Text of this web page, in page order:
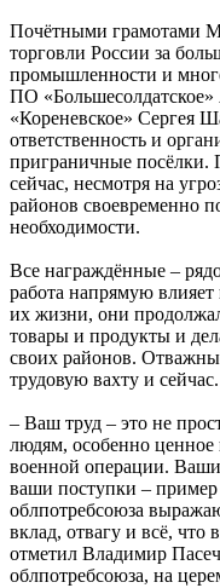
Почётными грамотами
торговли России за
промышленности и
ПО
«Кореневское» Сергея
ответственность и
приграничные посёлки.
сейчас, несмотря на
районов своевременно
необходимости.
Все награждённые –
работа напрямую
их жизни, они
товары и продукты и
своих районов.
трудовую вахту и сейчас.
– Ваш труд – это не
людям, особенно ценное
военной операции.
ваши поступки –
облпотребсоюза
вклад, отвагу и всё, что
отметил Владимир
облпотребсоюза, на